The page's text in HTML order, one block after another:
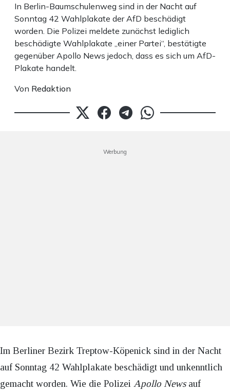
In Berlin-Baumschulenweg sind in der Nacht auf
Sonntag 42 Wahlplakate der AfD beschädigt
worden. Die Polizei meldete zunächst lediglich
beschädigte Wahlplakate „einer Partei“, bestätigte
gegenüber Apollo News jedoch, dass es sich um AfD-
Plakate handelt.
Von Redaktion
Werbung
Im Berliner Bezirk Treptow-Köpenick sind in der Nacht
auf Sonntag 42 Wahlplakate beschädigt und unkenntlich
gemacht worden. Wie die Polizei Apollo Newsauf